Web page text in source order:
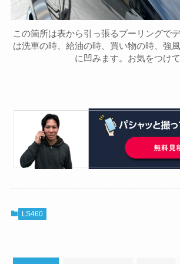
この箇所は表から引っ張るプーリングで
は洗車の時、給油の時、買い物の時、強
に凹みます。お気をつけて
LS460